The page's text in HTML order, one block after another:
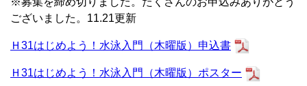
ございました。11.21更新
Ｈ31はじめよう！水泳入門（木曜版）申込書
Ｈ31はじめよう！水泳入門（木曜版）ポスター